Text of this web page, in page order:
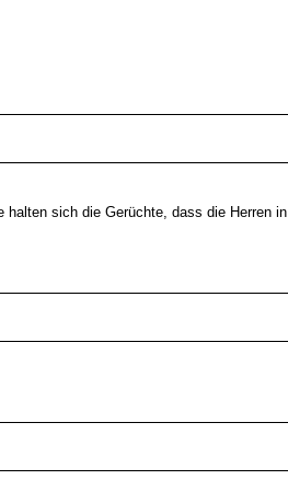
sich die Gerüchte, dass die Herren in